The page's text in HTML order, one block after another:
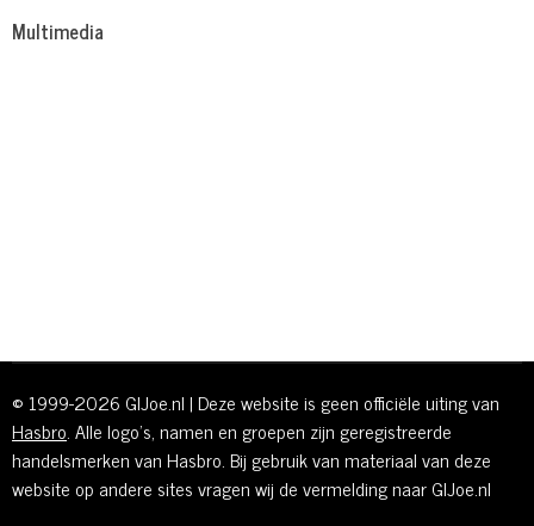
Multimedia
© 1999-2026 GIJoe.nl | Deze website is geen officiële uiting van
Hasbro. Alle logo's, namen en groepen zijn geregistreerde
handelsmerken van Hasbro. Bij gebruik van materiaal van deze
website op andere sites vragen wij de vermelding naar GIJoe.nl